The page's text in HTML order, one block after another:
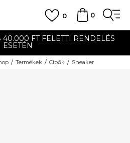
0
0
40.000 FT FELETTI RENDELÉS
ESETÉN
Termékek Cipők Sneaker